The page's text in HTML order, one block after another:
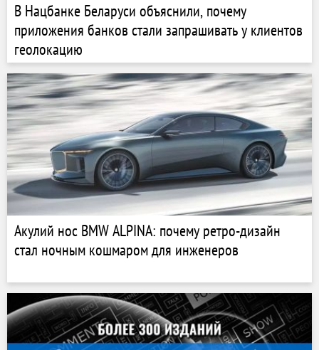
В Нацбанке Беларуси объяснили, почему
приложения банков стали запрашивать у клиентов
геолокацию
Акулий нос BMW ALPINA: почему ретро-дизайн
стал ночным кошмаром для инженеров